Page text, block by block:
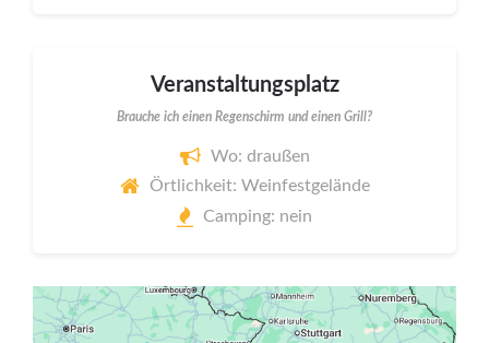
Veranstaltungsplatz
Brauche ich einen Regenschirm und einen Grill?
Wo: draußen
Örtlichkeit: Weinfestgelände
Camping: nein